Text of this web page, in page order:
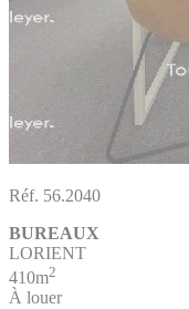
Réf. 56.2040
BUREAUX
LORIENT
410m2
À louer